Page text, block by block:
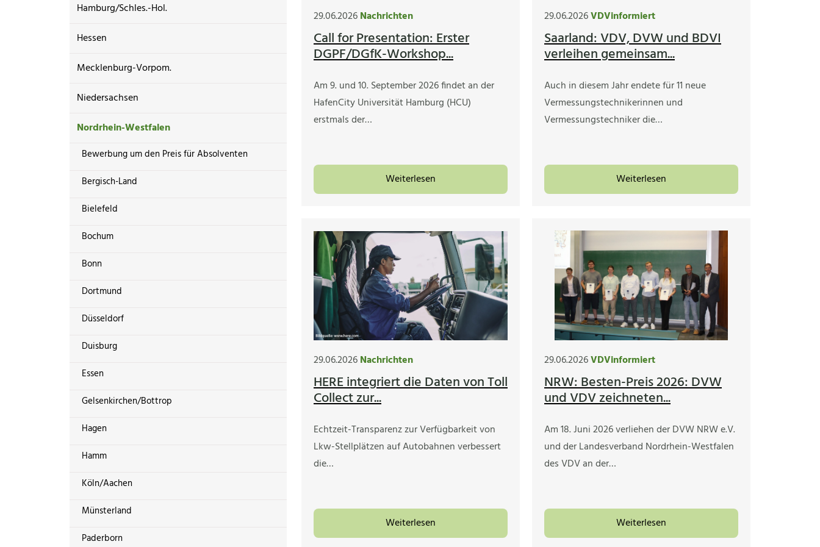
Hamburg/Schles.-Hol.
Hessen
Mecklenburg-Vorpom.
Niedersachsen
Nordrhein-Westfalen
Bewerbung um den Preis für Absolventen
Bergisch-Land
Bielefeld
Bochum
Bonn
Dortmund
Düsseldorf
Duisburg
Essen
Gelsenkirchen/Bottrop
Hagen
Hamm
Köln/Aachen
Münsterland
Paderborn
29.06.2026Nachrichten
Call for Presentation: Erster
DGPF/DGfK-Workshop...
Am 9. und 10. September 2026 findet an der
HafenCity Universität Hamburg (HCU)
erstmals der…
Weiterlesen
29.06.2026VDVinformiert
Saarland: VDV, DVW und BDVI
verleihen gemeinsam...
Auch in diesem Jahr endete für 11 neue
Vermessungstechnikerinnen und
Vermessungstechniker die…
Weiterlesen
29.06.2026Nachrichten
HERE integriert die Daten von Toll
Collect zur...
Echtzeit-Transparenz zur Verfügbarkeit von
Lkw-Stellplätzen auf Autobahnen verbessert
die…
Weiterlesen
29.06.2026VDVinformiert
NRW: Besten-Preis 2026: DVW
und VDV zeichneten...
Am 18. Juni 2026 verliehen der DVW NRW e.V.
und der Landesverband Nordrhein-Westfalen
des VDV an der…
Weiterlesen